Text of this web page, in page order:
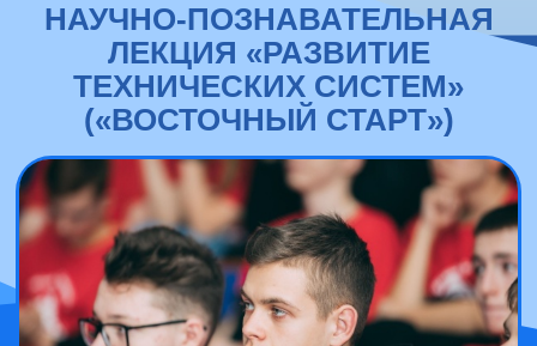
НАУЧНО-ПОЗНАВАТЕЛЬНАЯ
ЛЕКЦИЯ «РАЗВИТИЕ
ТЕХНИЧЕСКИХ СИСТЕМ»
(«ВОСТОЧНЫЙ СТАРТ»)